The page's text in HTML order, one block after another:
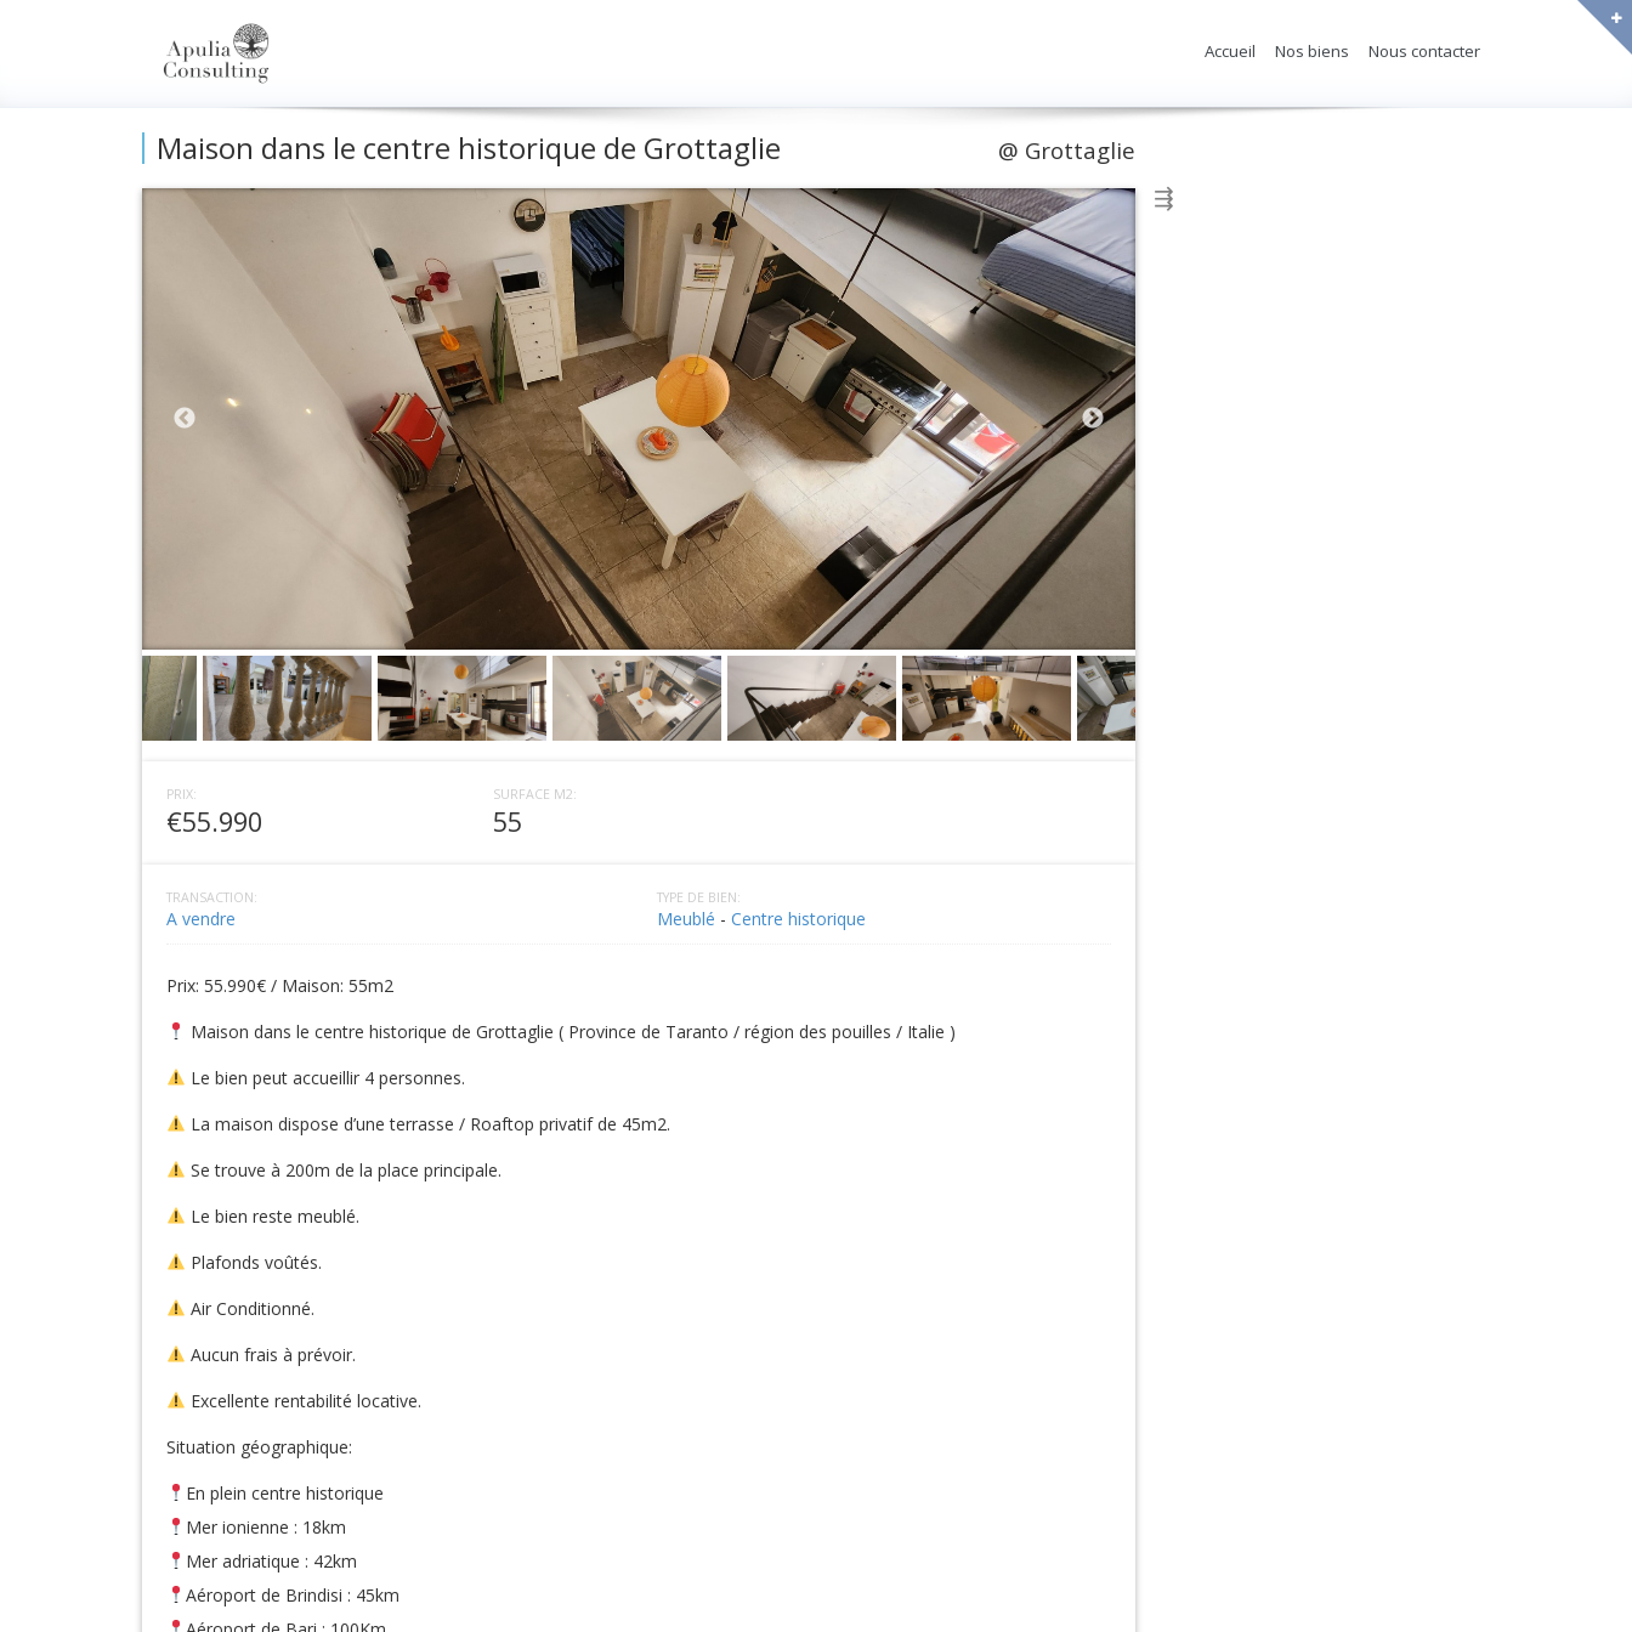
Accueil Nos biens Nous contacter
@ Grottaglie
Maison dans le centre historique de Grottaglie
PRIX:
€55.990
SURFACE M2:
55
TRANSACTION:
A vendre
TYPE DE BIEN:
Meublé - Centre historique
Prix: 55.990€ / Maison: 55m2
Maison dans le centre historique de Grottaglie ( Province de Taranto / région des pouilles / Italie )
Le bien peut accueillir 4 personnes.
La maison dispose d’une terrasse / Roaftop privatif de 45m2.
Se trouve à 200m de la place principale.
Le bien reste meublé.
Plafonds voûtés.
Air Conditionné.
Aucun frais à prévoir.
Excellente rentabilité locative.
Situation géographique:
En plein centre historique
Mer ionienne : 18km
Mer adriatique : 42km
Aéroport de Brindisi : 45km
⇶